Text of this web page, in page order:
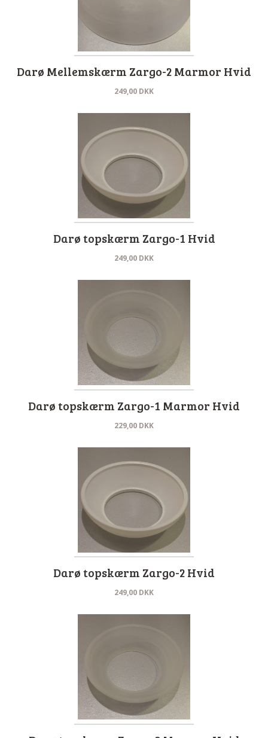
Darø Mellemskærm Zargo-2 Marmor Hvid
249,00 DKK
Darø topskærm Zargo-1 Hvid
249,00 DKK
Darø topskærm Zargo-1 Marmor Hvid
229,00 DKK
Darø topskærm Zargo-2 Hvid
249,00 DKK